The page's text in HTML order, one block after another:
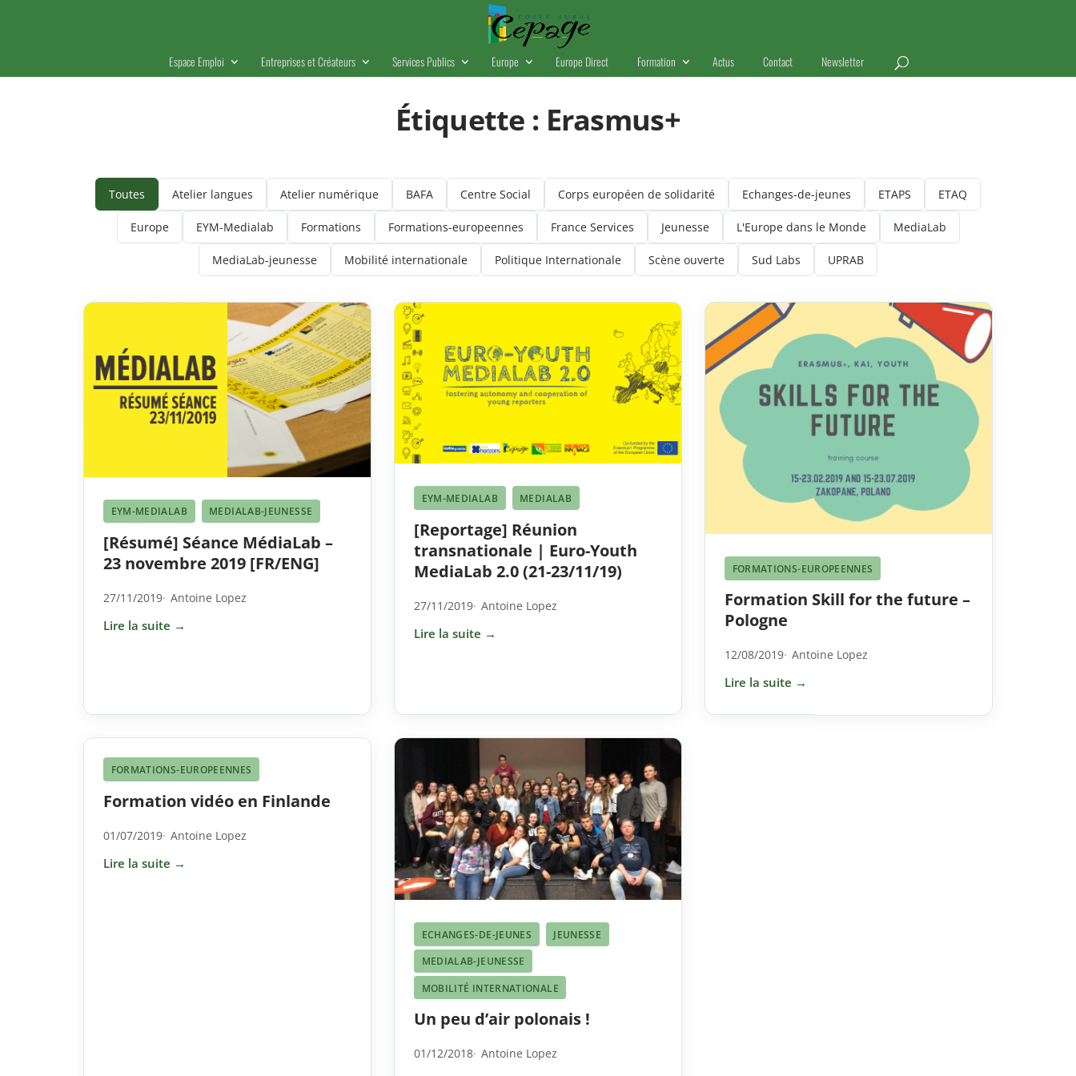
Espace Emploi Entreprises et Créateurs Services Publics Europe Europe Direct Formation Actus Contact Newsletter
Étiquette : Erasmus+
Toutes Atelier langues Atelier numérique BAFA Centre Social Corps européen de solidarité Echanges-de-jeunes ETAPS ETAQ
Europe EYM-Medialab Formations Formations-europeennes France Services Jeunesse L'Europe dans le Monde MediaLab
MediaLab-jeunesse Mobilité internationale Politique Internationale Scène ouverte Sud Labs UPRAB
EYM-MEDIALAB MEDIALAB-JEUNESSE
[Résumé] Séance MédiaLab –
23 novembre 2019 [FR/ENG]
27/11/2019 Antoine Lopez
Lire la suite →
EYM-MEDIALAB MEDIALAB
[Reportage] Réunion
transnationale | Euro-Youth
MediaLab 2.0 (21-23/11/19)
27/11/2019 Antoine Lopez
Lire la suite →
FORMATIONS-EUROPEENNES
Formation Skill for the future –
Pologne
12/08/2019 Antoine Lopez
Lire la suite →
FORMATIONS-EUROPEENNES
Formation vidéo en Finlande
01/07/2019 Antoine Lopez
Lire la suite →
ECHANGES-DE-JEUNES
JEUNESSE
MEDIALAB-JEUNESSE
MOBILITÉ INTERNATIONALE
Un peu d’air polonais !
01/12/2018 Antoine Lopez